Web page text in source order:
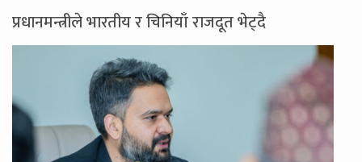
प्रधानमन्त्रीले भारतीय र चिनियाँ राजदूत भेट्दै